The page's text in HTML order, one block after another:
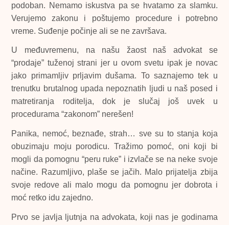
podoban. Nemamo iskustva pa se hvatamo za slamku.
Verujemo zakonu i poštujemo procedure i potrebno
vreme. Suđenje počinje ali se ne završava.
U međuvremenu, na našu žaost naš advokat se
“prodaje” tuženoj strani jer u ovom svetu ipak je novac
jako primamljiv prljavim dušama. To saznajemo tek u
trenutku brutalnog upada nepoznatih ljudi u naš posed i
matretiranja roditelja, dok je slučaj još uvek u
procedurama “zakonom” nerešen!
Panika, nemoć, beznađe, strah… sve su to stanja koja
obuzimaju moju porodicu. Tražimo pomoć, oni koji bi
mogli da pomognu “peru ruke” i izvlače se na neke svoje
načine. Razumljivo, plaše se jačih. Malo prijatelja zbija
svoje redove ali malo mogu da pomognu jer dobrota i
moć retko idu zajedno.
Prvo se javlja ljutnja na advokata, koji nas je godinama